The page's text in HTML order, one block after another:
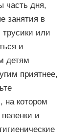
часть дня,
занятия в
или
и
детям
приятнее,
на котором
и